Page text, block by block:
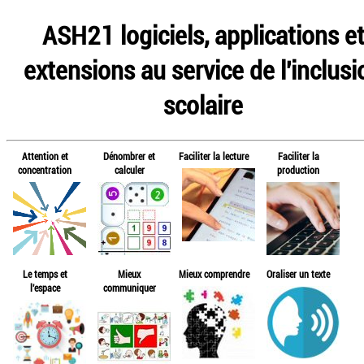
ASH21 logiciels, applications et
extensions au service de
scolaire
Attention et
concentration
Dénombrer et
calculer
Faciliter la lecture
Faciliter la
production
Le temps et
l'espace
Mieux
communiquer
Mieux comprendre Oraliser un texte